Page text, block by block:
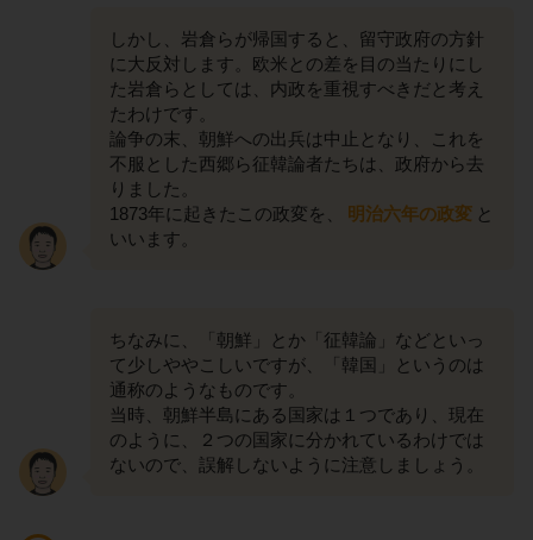
しかし、岩倉らが帰国すると、留守政府の方針
に大反対します。欧米との差を目の当たりにし
た岩倉らとしては、内政を重視すべきだと考え
たわけです。
論争の末、朝鮮への出兵は中止となり、これを
不服とした西郷ら征韓論者たちは、政府から去
りました。
1873年に起きたこの政変を、
明治六年の政変 と
いいます。
ちなみに、「朝鮮」とか「征韓論」などといっ
て少しややこしいですが、「韓国」というのは
通称のようなものです。
当時、朝鮮半島にある国家は１つであり、現在
のように、２つの国家に分かれているわけでは
ないので、誤解しないように注意しましょう。